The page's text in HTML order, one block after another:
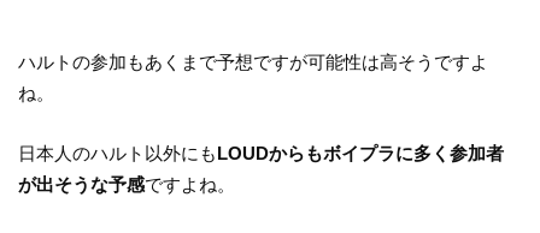
ハルトの参加もあくまで予想ですが可能性は高そうですよ
ね。
日本人のハルト以外にもLOUDからもボイプラに多く参加者
が出そうな予感ですよね。